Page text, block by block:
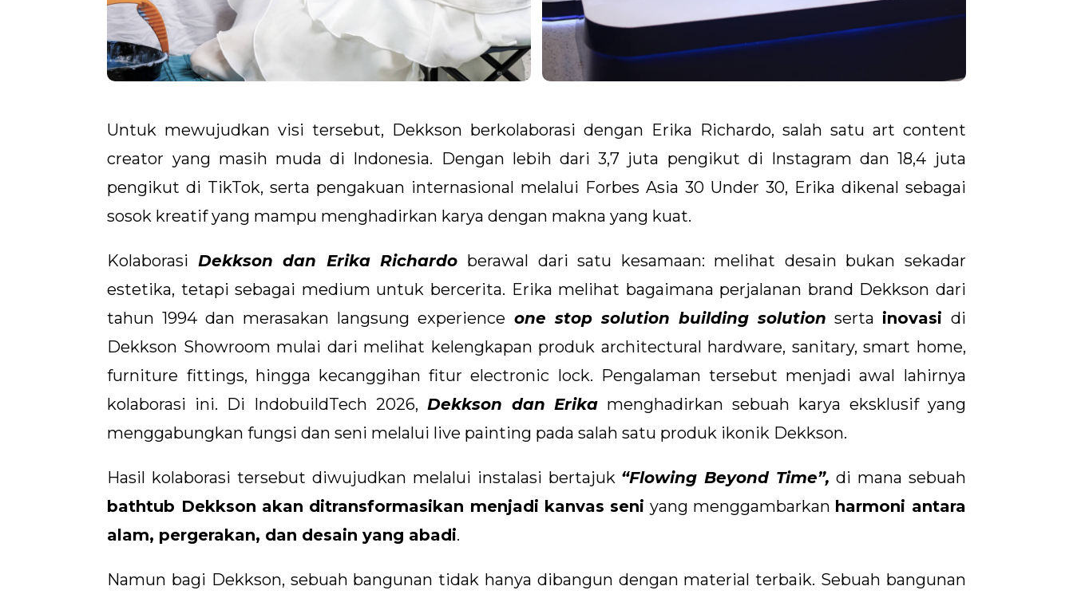
Untuk mewujudkan visi tersebut, Dekkson berkolaborasi dengan Erika Richardo, salah satu art content
creator yang masih muda di Indonesia. Dengan lebih dari 3,7 juta pengikut di Instagram dan 18,4 juta
pengikut di TikTok, serta pengakuan internasional melalui Forbes Asia 30 Under 30, Erika dikenal sebagai
sosok kreatif yang mampu menghadirkan karya dengan makna yang kuat.
Kolaborasi Dekkson dan Erika Richardo berawal dari satu kesamaan: melihat desain bukan sekadar
estetika, tetapi sebagai medium untuk bercerita. Erika melihat bagaimana perjalanan brand Dekkson dari
tahun 1994 dan merasakan langsung experience one stop solution building solution serta inovasi di
Dekkson Showroom mulai dari melihat kelengkapan produk architectural hardware, sanitary, smart home,
furniture fittings, hingga kecanggihan fitur electronic lock. Pengalaman tersebut menjadi awal lahirnya
kolaborasi ini. Di IndobuildTech 2026, Dekkson dan Erika menghadirkan sebuah karya eksklusif yang
menggabungkan fungsi dan seni melalui live painting pada salah satu produk ikonik Dekkson.
Hasil kolaborasi tersebut diwujudkan melalui instalasi bertajuk “Flowing Beyond Time”, di mana sebuah
bathtub Dekkson akan ditransformasikan menjadi kanvas seni yang menggambarkan harmoni antara
alam, pergerakan, dan desain yang abadi.
Namun bagi Dekkson, sebuah bangunan tidak hanya dibangun dengan material terbaik. Sebuah bangunan